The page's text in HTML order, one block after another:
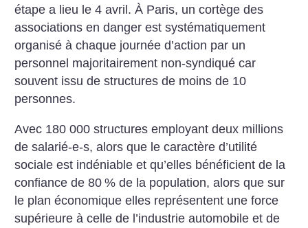
étape a lieu le 4 avril. À Paris, un cortège des
associations en danger est systématiquement
organisé à chaque journée d’action par un
personnel majoritairement non-syndiqué car
souvent issu de structures de moins de 10
personnes.
Avec 180 000 structures employant deux millions
de salarié-e-s, alors que le caractère d’utilité
sociale est indéniable et qu’elles bénéficient de la
confiance de 80 % de la population, alors que sur
le plan économique elles représentent une force
supérieure à celle de l’industrie automobile et de